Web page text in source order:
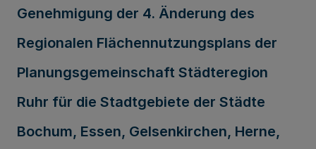
Genehmigung der 4. Änderung des
Regionalen Flächennutzungsplans der
Planungsgemeinschaft Städteregion
Ruhr für die Stadtgebiete der Städte
Bochum, Essen, Gelsenkirchen, Herne,